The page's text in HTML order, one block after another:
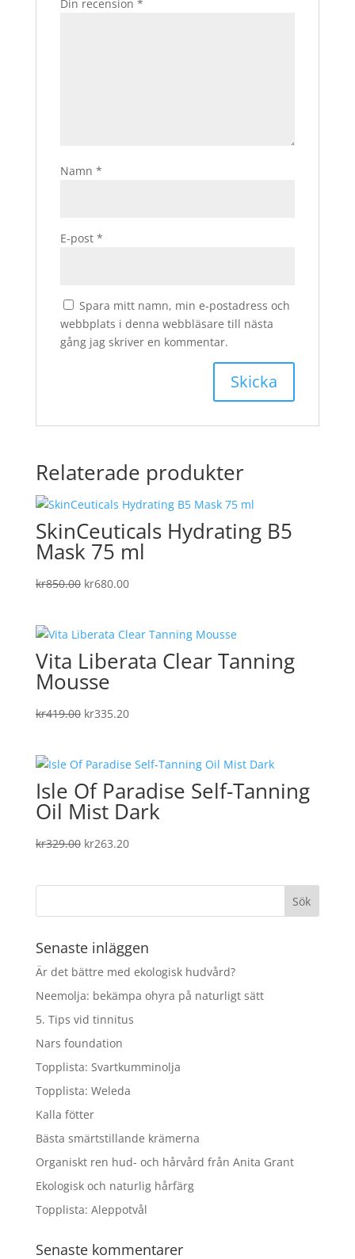
Din recension *
Namn *
E-post *
Spara mitt namn, min e-postadress och
webbplats i denna webbläsare till nästa
gång jag skriver en kommentar.
Relaterade produkter
SkinCeuticals Hydrating B5
Mask 75 ml
kr850.00 Det
var:
kr850.00.
kr680.00Det
är:
kr680.00.
Vita Liberata Clear Tanning
Mousse
kr419.00 Det
var:
kr419.00.
kr335.20Det
är:
kr335.20.
Isle Of Paradise Self-Tanning
Oil Mist Dark
kr329.00 Det
kr329.00.
kr263.20Det
kr263.20.
Senaste inläggen
Är det bättre med ekologisk hudvård?
Neemolja: bekämpa ohyra på naturligt sätt
5. Tips vid tinnitus
Nars foundation
Topplista: Svartkumminolja
Topplista: Weleda
Kalla fötter
Bästa smärtstillande krämerna
Organiskt ren hud- och hårvård från Anita Grant
Ekologisk och naturlig hårfärg
Topplista: Aleppotvål
Senaste kommentarer